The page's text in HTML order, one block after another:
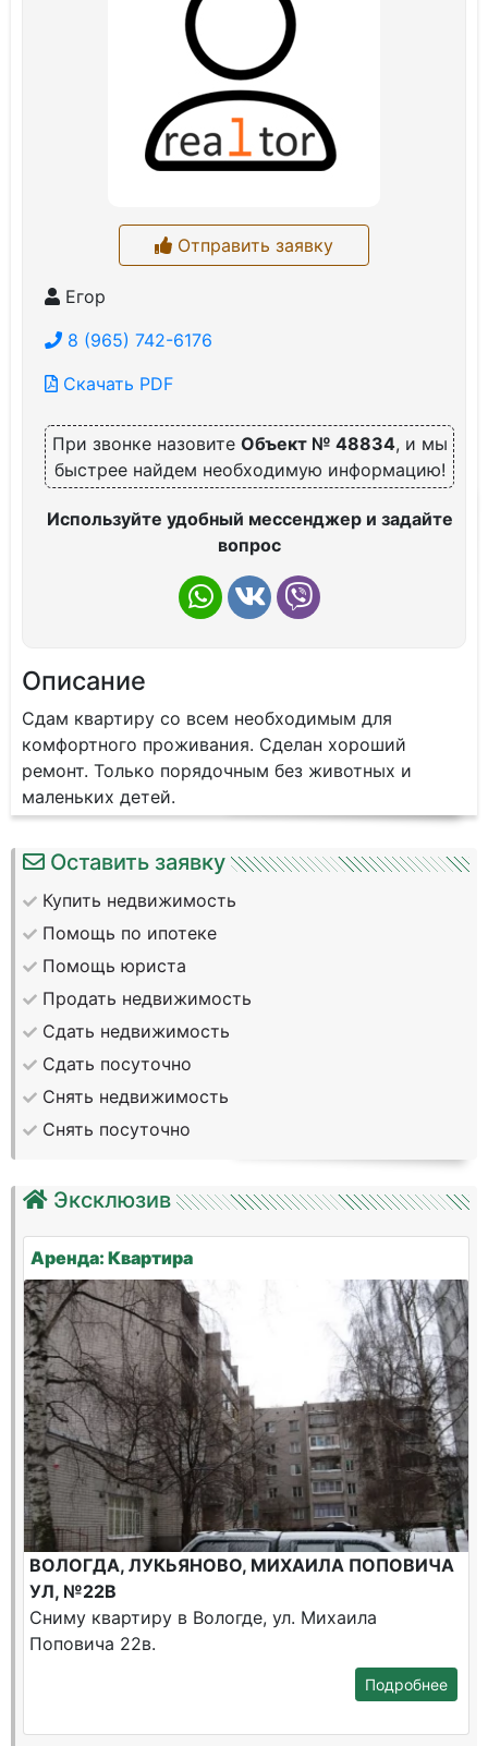
Отправить заявку
Егор
8 (965) 742-6176
Скачать PDF
При звонке назовите Объект № 48834, и мы
быстрее найдем необходимую информацию!
Используйте удобный мессенджер и задайте
вопрос
Описание
Сдам квартиру со всем необходимым для
комфортного проживания. Сделан хороший
ремонт. Только порядочным без животных и
маленьких детей.
Оставить заявку
Купить недвижимость
Помощь по ипотеке
Помощь юриста
Продать недвижимость
Сдать недвижимость
Сдать посуточно
Снять недвижимость
Снять посуточно
Эксклюзив
Аренда: Квартира
ВОЛОГДА, ЛУКЬЯНОВО, МИХАИЛА ПОПОВИЧА
УЛ, №22В
Сниму квартиру в Вологде, ул. Михаила
Поповича 22в.
Подробнее